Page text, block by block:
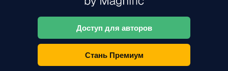
Доступ для авторов
Стань Премиум